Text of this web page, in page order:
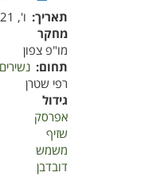
תאריך ו', 12/31/2021 - 12:00
מחקר
מו"פ צפון
תחום נשירים
רפי שטרן
גידול
אפרסק
שזיף
משמש
דובדבן